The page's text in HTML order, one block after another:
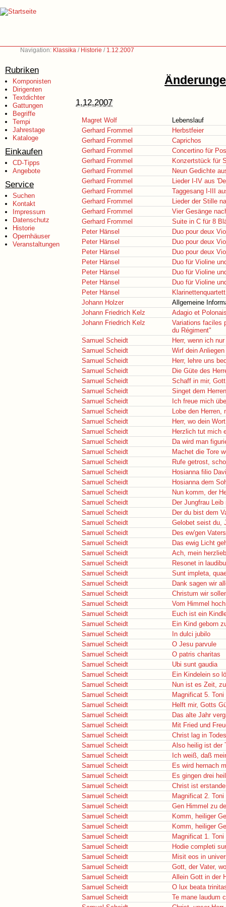
Navigation: Klassika / Historie / 1.12.2007
Rubriken
Komponisten
Dirigenten
Textdichter
Gattungen
Begriffe
Tempi
Jahrestage
Kataloge
Einkaufen
CD-Tipps
Angebote
Service
Suchen
Kontakt
Impressum
Datenschutz
Historie
Opernhäuser
Veranstaltungen
1.12.2007
Magret Wolf
Lebenslauf
Gerhard Frommel
Herbstfeier
Gerhard Frommel
Caprichos
Gerhard Frommel
Concertino für
Gerhard Frommel
Konzertstück für
Gerhard Frommel
Neun Gedichte
Gerhard Frommel
Lieder I-IV aus
Gerhard Frommel
Taggesang I-III
Gerhard Frommel
Lieder der Stille
Gerhard Frommel
Vier Gesänge
Gerhard Frommel
Suite in C für 8
Peter Hänsel
Duo pour deux
Peter Hänsel
Duo pour deux
Peter Hänsel
Duo pour deux
Peter Hänsel
Duo für Violine
Peter Hänsel
Duo für Violine
Peter Hänsel
Duo für Violine
Peter Hänsel
Johann Holzer
Allgemeine
Johann Friedrich Kelz
Adagio et
Johann Friedrich Kelz
Variations faciles
du Régiment"
Samuel Scheidt
Herr, wenn ich
Samuel Scheidt
Wirf dein
Samuel Scheidt
Herr, lehre uns
Samuel Scheidt
Die Güte des
Samuel Scheidt
Schaff in mir,
Samuel Scheidt
Singet dem
Samuel Scheidt
Ich freue mich
Samuel Scheidt
Lobe den Herren,
Samuel Scheidt
Herr, wo dein
Samuel Scheidt
Herzlich tut mich
Samuel Scheidt
Da wird man
Samuel Scheidt
Machet die Tore
Samuel Scheidt
Rufe getrost,
Samuel Scheidt
Hosianna filio
Samuel Scheidt
Hosianna dem
Samuel Scheidt
Nun komm, der
Samuel Scheidt
Der Jungfrau
Samuel Scheidt
Der du bist dem
Samuel Scheidt
Gelobet seist du,
Samuel Scheidt
Des ew'gen
Samuel Scheidt
Das ewig Licht
Samuel Scheidt
Ach, mein
Samuel Scheidt
Resonet in
Samuel Scheidt
Sunt impleta,
Samuel Scheidt
Dank sagen wir
Samuel Scheidt
Christum wir
Samuel Scheidt
Vom Himmel
Samuel Scheidt
Euch ist ein
Samuel Scheidt
Ein Kind geborn
Samuel Scheidt
In dulci jubilo
Samuel Scheidt
O Jesu parvule
Samuel Scheidt
O patris charitas
Samuel Scheidt
Ubi sunt gaudia
Samuel Scheidt
Ein Kindelein so
Samuel Scheidt
Nun ist es Zeit,
Samuel Scheidt
Magnificat 5. Toni
Samuel Scheidt
Helft mir, Gotts
Samuel Scheidt
Das alte Jahr
Samuel Scheidt
Mit Fried und
Samuel Scheidt
Christ lag in
Samuel Scheidt
Also heilig ist der
Samuel Scheidt
Ich weiß, daß
Samuel Scheidt
Es wird hernach
Samuel Scheidt
Es gingen drei
Samuel Scheidt
Christ ist
Samuel Scheidt
Magnificat 2. Toni
Samuel Scheidt
Gen Himmel zu
Samuel Scheidt
Komm, heiliger
Samuel Scheidt
Komm, heiliger
Samuel Scheidt
Magnificat 1. Toni
Samuel Scheidt
Hodie completi
Samuel Scheidt
Misit eos in
Samuel Scheidt
Gott, der Vater,
Samuel Scheidt
Allein Gott in der
Samuel Scheidt
O lux beata
Samuel Scheidt
Te mane laudum